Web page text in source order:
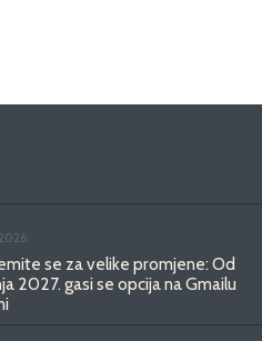
se za velike promjene: Od
2027. gasi se opcija na Gmailu